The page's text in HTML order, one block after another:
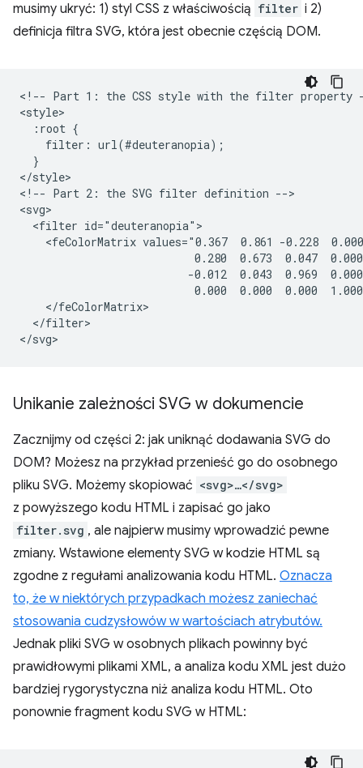
musimy ukryć: 1) styl CSS z właściwością filter i 2)
definicja filtra SVG, która jest obecnie częścią DOM.
<!-- Part 1: the CSS style with the filter property
<style>
  :root {
    filter: url(#deuteranopia);
  }
</style>
<!-- Part 2: the SVG filter definition -->
<svg>
  <filter id="deuteranopia">
<feColorMatrix values="0.367  0.861 -0.228
0.280  0.673  0.047
-0.012  0.043  0.969
0.000  0.000  0.000
    </feColorMatrix>
  </filter>
Unikanie zależności SVG w dokumencie
Zacznijmy od części 2: jak uniknąć dodawania SVG do
DOM? Możesz na przykład przenieść go do osobnego
pliku SVG. Możemy skopiować <svg>…</svg>
z powyższego kodu HTML i zapisać go jako
filter.svg , ale najpierw musimy wprowadzić pewne
zmiany. Wstawione elementy SVG w kodzie HTML są
zgodne z regułami analizowania kodu HTML. Oznacza
to, że w niektórych przypadkach możesz zaniechać
stosowania cudzysłowów w wartościach atrybutów.
Jednak pliki SVG w osobnych plikach powinny być
prawidłowymi plikami XML, a analiza kodu XML jest dużo
bardziej rygorystyczna niż analiza kodu HTML. Oto
ponownie fragment kodu SVG w HTML: